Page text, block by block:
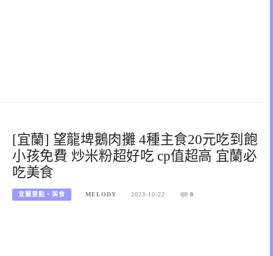
[宜蘭] 望龍埤鵝肉攤 4種主食20元吃到飽
小孩免費 炒米粉超好吃 cp值超高 宜蘭必
吃美食
宜蘭景點、美食 MELODY 2023-10-22 0